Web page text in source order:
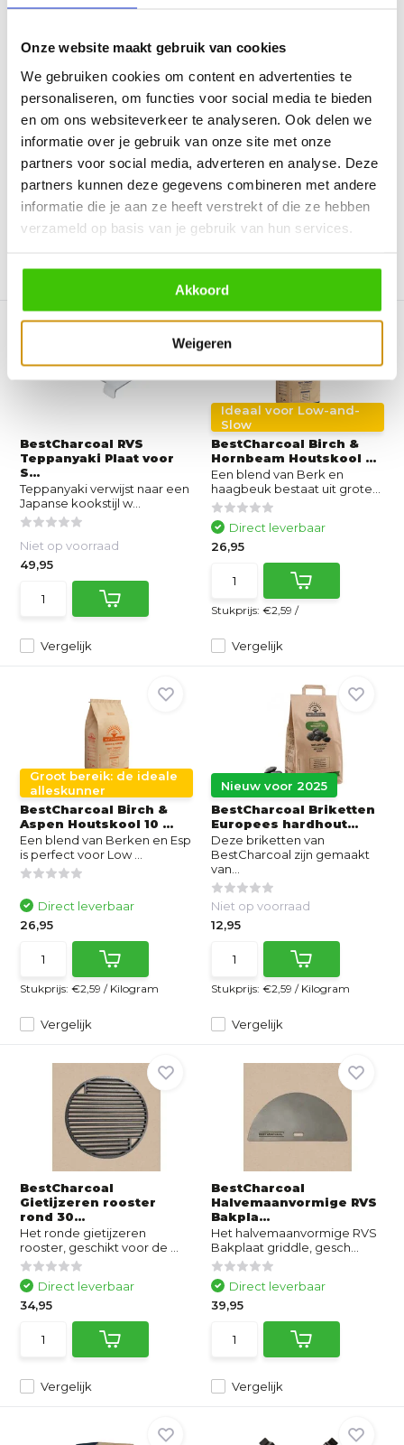
Onze website maakt gebruik van cookies
We gebruiken cookies om content en advertenties te
personaliseren, om functies voor social media te bieden
en om ons websiteverkeer te analyseren. Ook delen we
informatie over je gebruik van onze site met onze
partners voor social media, adverteren en analyse. Deze
partners kunnen deze gegevens combineren met andere
informatie die je aan ze heeft verstrekt of die ze hebben
verzameld op basis van je gebruik van hun services.
Akkoord
Weigeren
Nieuw voor 2025
BestCharcoal Snijplank
kopshout eiken 60...
Deze veelzijdige plank,
zorgvuldig vervaardigd u...
Niet op voorraad
109,95
Nieuw voor 2025
BestCharcoal Snijplank
Deze veelzijdige plank,
zorgvuldig vervaardigd u...
Direct leverbaar
BestCharcoal RVS
Teppanyaki Plaat voor
S...
Teppanyaki verwijst naar een
Japanse kookstijl w...
Vergelijk
Niet op voorraad
49,95
Ideaal voor Low-and-
Slow
BestCharcoal Birch &
Hornbeam Houtskool ...
Een blend van Berk en
haagbeuk bestaat uit grote...
Vergelijk
Direct leverbaar
26,95
Stukprijs: €2,59 /
Groot bereik: de ideale
alleskunner
BestCharcoal Birch &
Aspen Houtskool 10 ...
Een blend van Berken en Esp
is perfect voor Low ...
Vergelijk
Direct leverbaar
26,95
Stukprijs:€2,59 / Kilogram
Nieuw voor 2025
BestCharcoal Briketten
Europees hardhout...
Deze briketten van
BestCharcoal zijn gemaakt
van...
Vergelijk
Niet op voorraad
12,95
Stukprijs: €2,59 / Kilogram
BestCharcoal
Gietijzeren rooster
rond 30...
Het ronde gietijzeren
rooster, geschikt voor de ...
Vergelijk
Direct leverbaar
34,95
BestCharcoal
Halvemaanvormige RVS
Bakpla...
Het halvemaanvormige RVS
Bakplaat griddle, gesch...
Vergelijk
Direct leverbaar
39,95